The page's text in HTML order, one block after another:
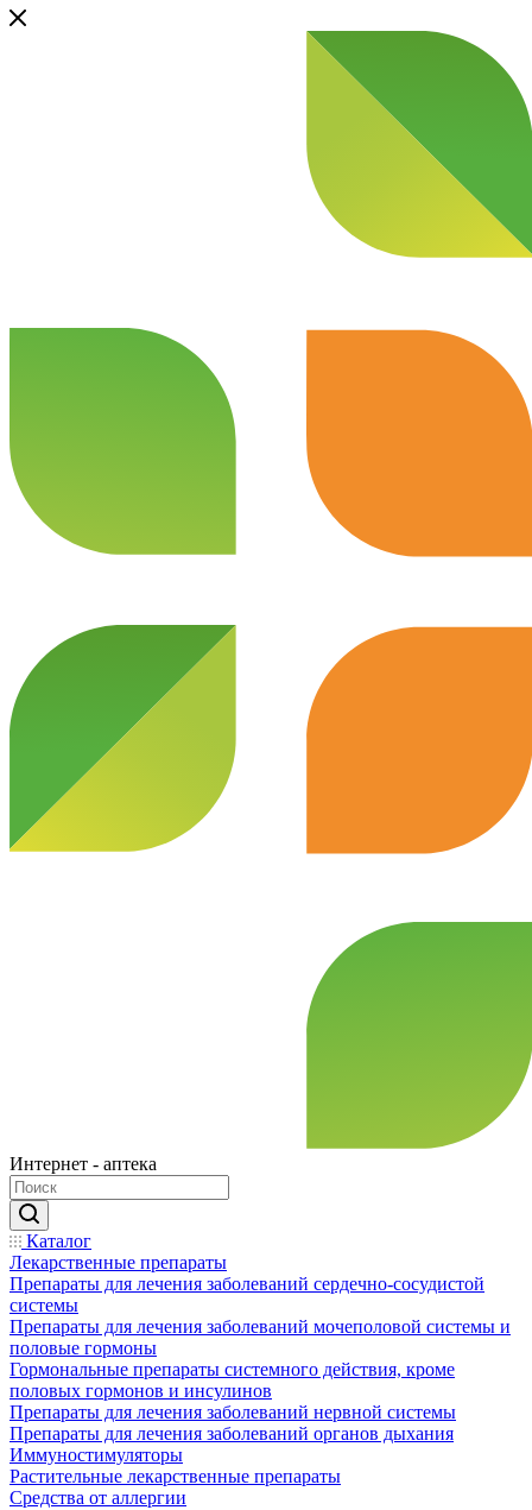
Интернет - аптека
Каталог
Лекарственные препараты
Препараты для лечения заболеваний сердечно-сосудистой
системы
Препараты для лечения заболеваний мочеполовой системы и
половые гормоны
Гормональные препараты системного действия, кроме
половых гормонов и инсулинов
Препараты для лечения заболеваний нервной системы
Препараты для лечения заболеваний органов дыхания
Иммуностимуляторы
Растительные лекарственные препараты
Средства от аллергии